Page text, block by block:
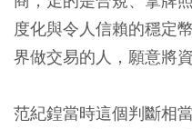
度化與令人信賴的穩定
界做交易的人，願意將
范紀鍠當時這個判斷相